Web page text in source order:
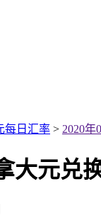
每日汇率 > 2020
大元兑